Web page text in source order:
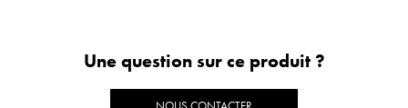
Une question sur ce produit ?